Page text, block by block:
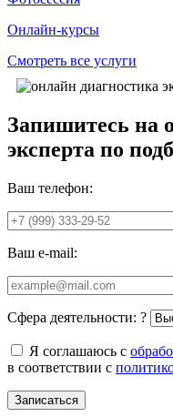
Онлайн-курсы
Смотреть все услуги
Запишитесь на
эксперта по
Ваш телефон:
Ваш e-mail:
Сфера деятельности: ?
Я соглашаюсь с
в соответствии с
Записаться